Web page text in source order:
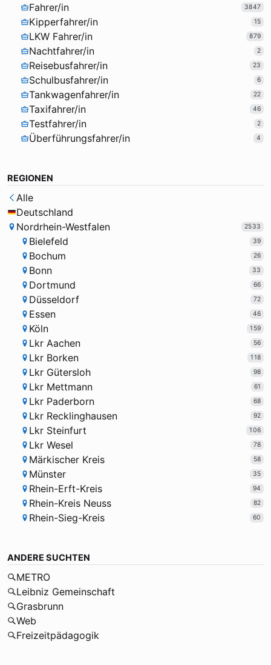
Fahrer/in 3847
Kipperfahrer/in 15
LKW Fahrer/in 879
Nachtfahrer/in 2
Reisebusfahrer/in 23
Schulbusfahrer/in 6
Tankwagenfahrer/in 22
Taxifahrer/in 46
Testfahrer/in 2
Überführungsfahrer/in 4
REGIONEN
Alle
Deutschland
Nordrhein-Westfalen
2533
Bielefeld 39
Bochum 26
Bonn 33
Dortmund 66
Düsseldorf 72
Essen 46
Köln 159
Lkr Aachen 56
Lkr Borken 118
Lkr Gütersloh 98
Lkr Mettmann 61
Lkr Paderborn 68
Lkr Recklinghausen 92
Lkr Steinfurt 106
Lkr Wesel 78
Märkischer Kreis 58
Münster 35
Rhein-Erft-Kreis 94
Rhein-Kreis Neuss 82
Rhein-Sieg-Kreis 60
ANDERE SUCHTEN
METRO
Leibniz Gemeinschaft
Grasbrunn
Web
Freizeitpädagogik